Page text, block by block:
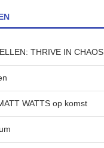
THRIVE IN CHAOS
WATTS op komst